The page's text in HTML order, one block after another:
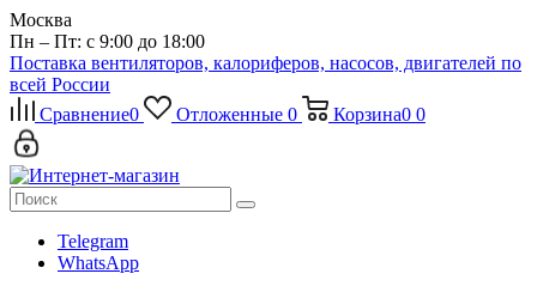
Москва
Пн – Пт: с 9:00 до 18:00
Поставка вентиляторов, калориферов, насосов, двигателей по
всей России
Сравнение0 Отложенные 0 Корзина0 0
Telegram
WhatsApp